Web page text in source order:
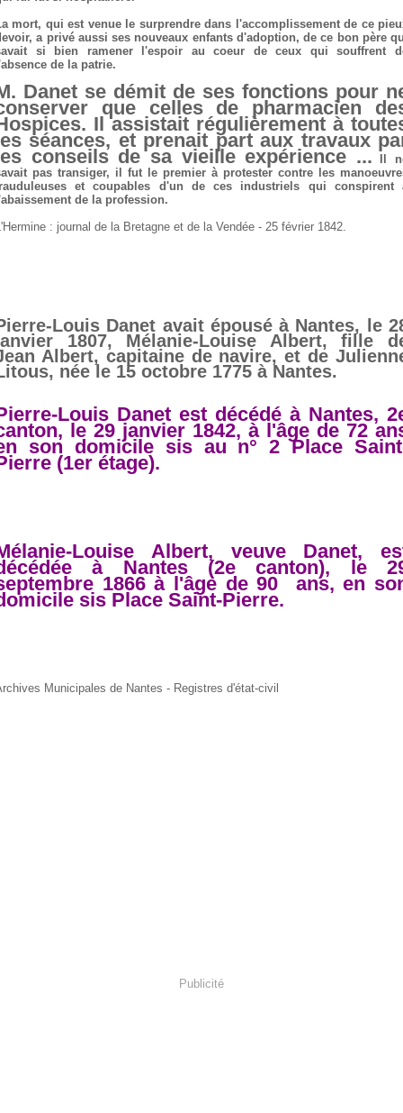
mort, qui est venue le surprendre dans l'accomplissement de ce
a privé aussi ses nouveaux enfants d'adoption, de ce bon père
si bien ramener l'espoir au coeur de ceux qui souffrent
de la patrie.
Danet se démit de ses fonctions pour
que celles de pharmacien
Il assistait régulièrement à
séances, et prenait part aux travaux
conseils de sa vieille expérience ... Il
pas transiger, il fut le premier à protester contre les
et coupables d'un de ces industriels qui conspirent
de la profession.
: journal de la Bretagne et de la Vendée - 25 février 1842.
Louis Danet avait épousé à Nantes, le
1807, Mélanie-Louise Albert, fille
Albert, capitaine de navire, et de
née le 15 octobre 1775 à Nantes.
Louis Danet est décédé à Nantes,
le 29 janvier 1842, à l'âge de 72
son domicile sis au n° 2 Place
(1er étage).
Louise Albert, veuve Danet,
à Nantes (2e canton), le
1866 à l'âge de 90 ans, en
sis Place Saint-Pierre.
Municipales de Nantes - Registres d'état-civil
Publicité